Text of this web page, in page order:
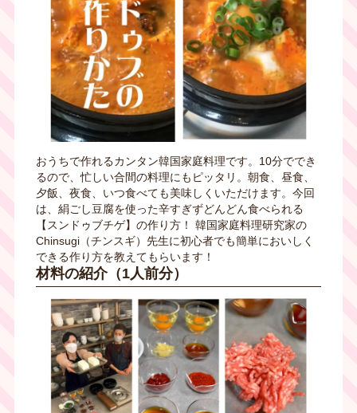
おうちで作れるカンタン韓国家庭料理です。10分ででき
るので、忙しい合間の料理にもピッタリ。朝食、昼食、
夕飯、夜食、いつ食べても美味しくいただけます。今回
は、絹ごし豆腐を使った辛すぎずどんどん食べられる
【スンドゥブチゲ】の作り方！ 韓国家庭料理研究家の
Chinsugi（チンスギ）先生に初心者でも簡単においしく
できる作り方を教えてもらいます！
材料の紹介（1人前分）